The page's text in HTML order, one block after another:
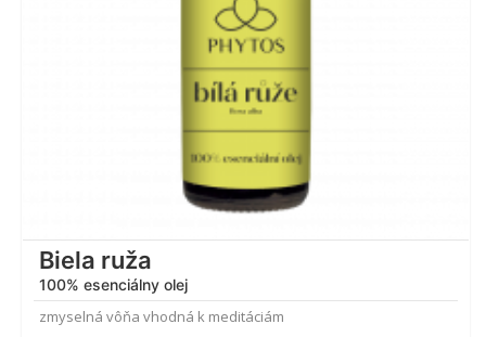
Biela ruža
100% esenciálny olej
zmyselná vôňa vhodná k meditáciám